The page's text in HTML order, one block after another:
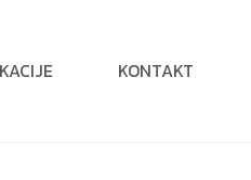
KONTAKT